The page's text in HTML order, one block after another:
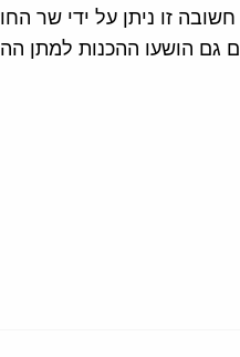
זו ניתן על ידי שר
גם הושעו ההכנות למתן